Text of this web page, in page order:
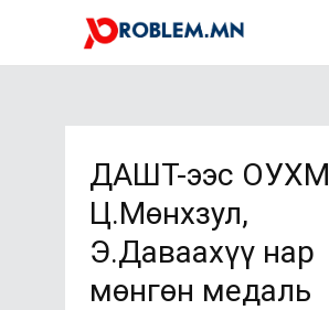
ДАШТ-ээс ОУХМ
Ц.Мөнхзул,
Э.Даваахүү нар
мөнгөн медаль